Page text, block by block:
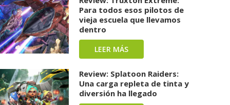
Para todos esos pilotos de
vieja escuela que llevamos
dentro
LEER MÁS
Review: Splatoon Raiders:
Una carga repleta de tinta y
diversión ha llegado